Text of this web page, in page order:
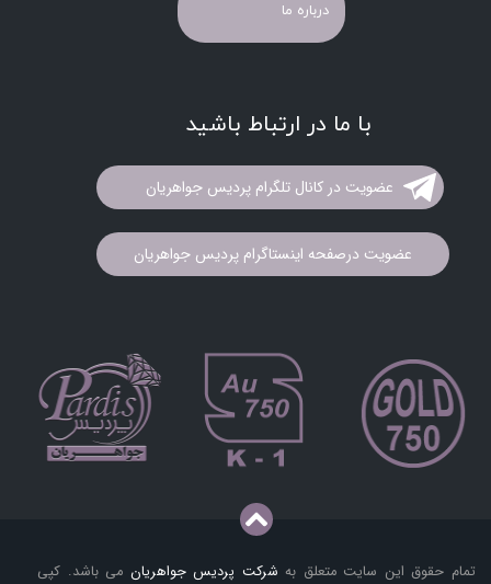
تمام حقوق این سایت متعلق به شرکت پردیس جواهریان می باشد. کپی
درباره ما
با ما در ارتباط باشید
عضویت در کانال تلگرام پردیس جواهریان
عضویت درصفحه اینستاگرام پردیس جواهریان